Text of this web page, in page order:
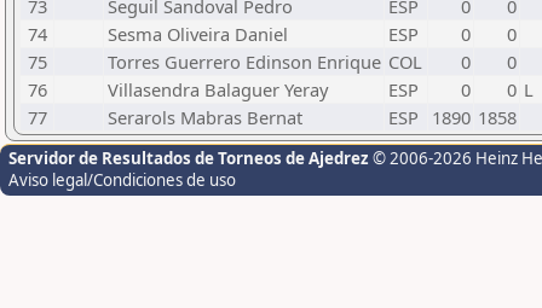
73 Seguil Sandoval Pedro ESP 0
0
74
Sesma Oliveira Daniel ESP 0
0
75
Torres Guerrero Edinson Enrique COL 0
0
76
Villasendra Balaguer Yeray ESP 0 0 L
77
Serarols Mabras Bernat ESP 1890 1858
Servidor de Resultados de Torneos de Ajedrez © 2006-2026 Heinz
Aviso legal/Condiciones de uso